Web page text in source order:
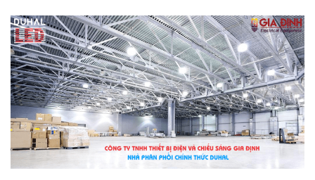
DUHAL LED
Thiết bị chiếu sáng cao cấp, chất lượng tốt
nhất.